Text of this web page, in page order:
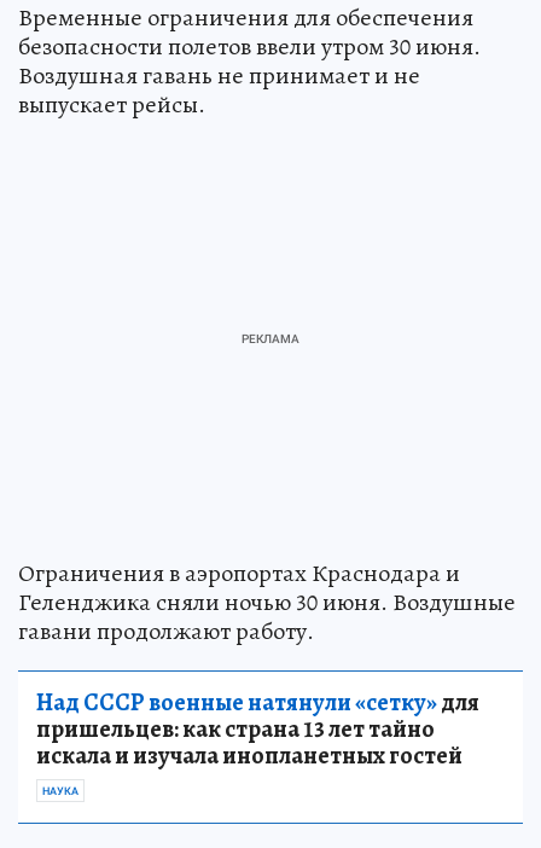
Временные ограничения для обеспечения
безопасности полетов ввели утром 30 июня.
Воздушная гавань не принимает и не
выпускает рейсы.
Ограничения в аэропортах Краснодара и
Геленджика сняли ночью 30 июня. Воздушные
гавани продолжают работу.
Над СССР военные натянули «сетку»для
пришельцев: как страна 13 лет тайно
искала и изучала инопланетных гостей
НАУКА